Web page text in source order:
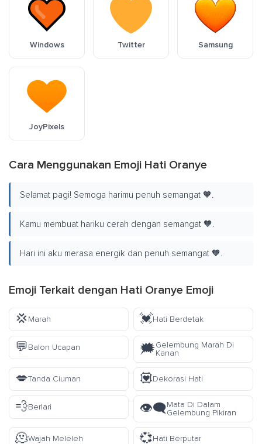
Windows Twitter Samsung
JoyPixels
Cara Menggunakan Emoji Hati Oranye
Selamat pagi! Semoga harimu penuh semangat 🧡.
Kamu membuat hariku cerah dengan semangat 🧡.
Hari ini aku merasa energik dan penuh semangat 🧡.
Emoji Terkait dengan Hati Oranye Emoji
💢Marah 💓Hati Berdetak
💬Balon Ucapan 🗯️Gelembung Marah Di
Kanan
💋Tanda Ciuman 💟Dekorasi Hati
💨Berlari 👁️‍🗨️Mata Di Dalam
Gelembung Pikiran
🫠Wajah Meleleh 💞Hati Berputar